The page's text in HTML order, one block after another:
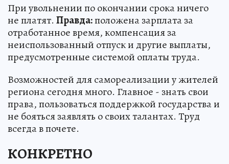
При увольнении по окончании срока ничего
не платят. Правда:положена зарплата за
отработанное время, компенсация за
неиспользованный отпуск и другие выплаты,
предусмотренные системой оплаты труда.
Возможностей для самореализации у жителей
региона сегодня много. Главное - знать свои
права, пользоваться поддержкой государства и
не бояться заявлять о своих талантах. Труд
всегда в почете.
КОНКРЕТНО